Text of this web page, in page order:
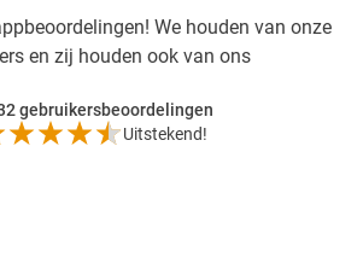
We houden van onze
en zij houden ook van ons
gebruikersbeoordelingen
Uitstekend!